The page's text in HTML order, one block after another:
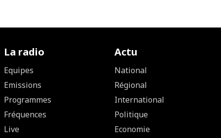
La radio
Equipes
Emissions
Programmes
Fréquences
Live
Actu
National
Régional
International
Politique
Economie